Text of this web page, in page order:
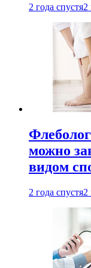
2 года спустя2
можно
видом
2 года спустя2